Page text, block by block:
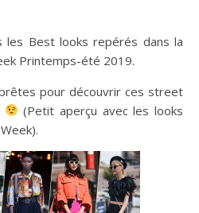
les Best looks repérés dans la
Printemps-été 2019.
pour découvrir ces street
(Petit aperçu avec les looks